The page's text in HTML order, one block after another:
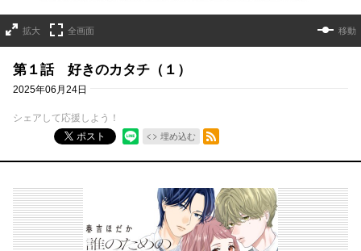
拡大 全画面 移動
第１話 好きのカタチ（１）
2025年06月24日
シェアして応援しよう！
ポスト
埋め込む
RSSフィード